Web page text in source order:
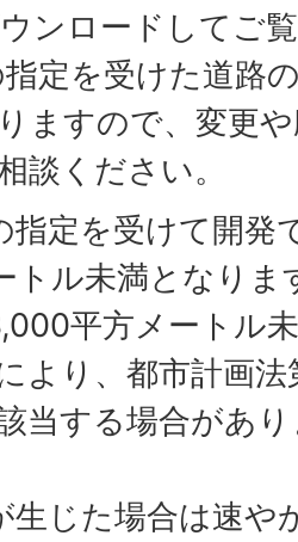
ンロードしてご
定を受けた道路
ますので、変更
談ください。
指定を受けて開発
トル未満となりま
平方メートル
より、都市計画
当する場合があ
生じた場合は速や